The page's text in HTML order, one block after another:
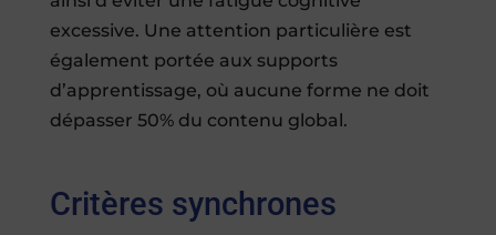
excessive. Une attention particulière est
également portée aux supports
d’apprentissage, où aucune forme ne doit
dépasser 50% du contenu global.
Critères synchrones